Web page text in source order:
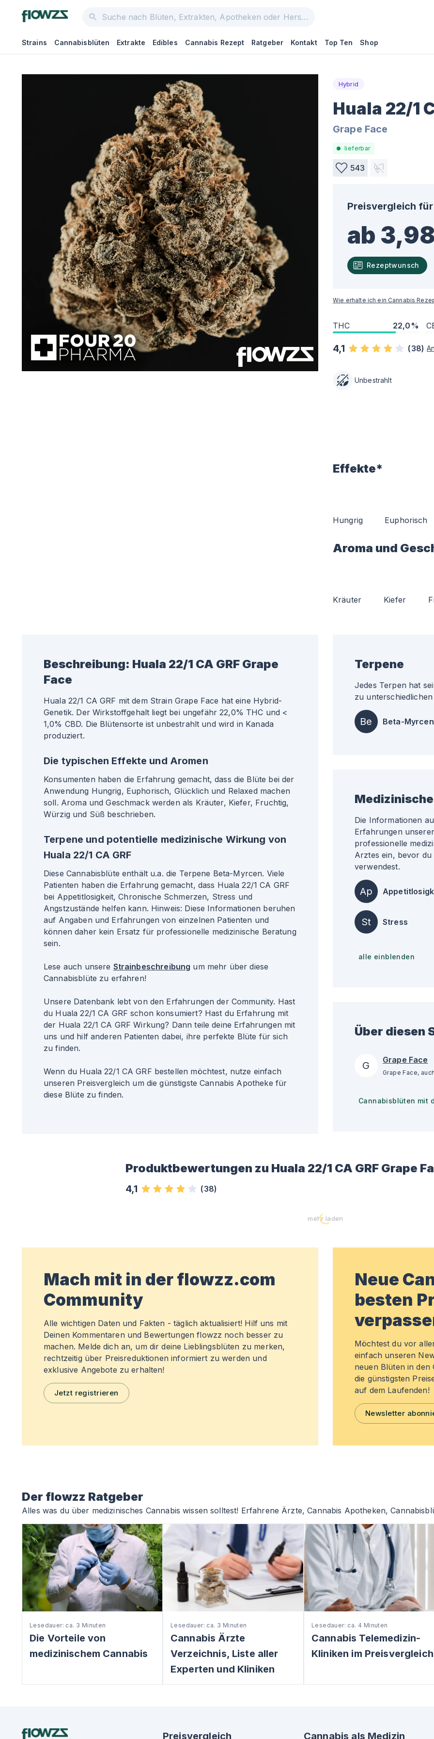
Strains Cannabisblüten Extrakte Edibles Cannabis Rezept Ratgeber Kontakt Top Ten Shop
Hybrid
Huala 22/1
Grape Face
lieferbar
543
Preisvergleich für
ab
Rezeptwunsch
Wie erhalte ich ein Cannabis
THC 22,0%
4,1 (38)
Unbestrahlt
Effekte*
Hungrig Euphorisch
Aroma und
Kräuter Kiefer
Beschreibung: Huala 22/1 CA GRF Grape
Face
Huala 22/1 CA GRF mit dem Strain Grape Face hat eine Hybrid-
Genetik. Der Wirkstoffgehalt liegt bei ungefähr 22,0% THC und <
1,0% CBD. Die Blütensorte ist unbestrahlt und wird in Kanada
produziert.
Die typischen Effekte und Aromen
Konsumenten haben die Erfahrung gemacht, dass die Blüte bei der
Anwendung Hungrig, Euphorisch, Glücklich und Relaxed machen
soll. Aroma und Geschmack werden als Kräuter, Kiefer, Fruchtig,
Würzig und Süß beschrieben.
Terpene und potentielle medizinische Wirkung von
Huala 22/1 CA GRF
Diese Cannabisblüte enthält u.a. die Terpene Beta-Myrcen. Viele
Patienten haben die Erfahrung gemacht, dass Huala 22/1 CA GRF
bei Appetitlosigkeit, Chronische Schmerzen, Stress und
Angstzustände helfen kann. Hinweis: Diese Informationen beruhen
auf Angaben und Erfahrungen von einzelnen Patienten und
können daher kein Ersatz für professionelle medizinische Beratung
sein.
Lese auch unsere Strainbeschreibung um mehr über diese
Cannabisblüte zu erfahren!
Unsere Datenbank lebt von den Erfahrungen der Community. Hast
du Huala 22/1 CA GRF schon konsumiert? Hast du Erfahrung mit
der Huala 22/1 CA GRF Wirkung? Dann teile deine Erfahrungen mit
uns und hilf anderen Patienten dabei, ihre perfekte Blüte für sich
zu finden.
Wenn du Huala 22/1 CA GRF bestellen möchtest, nutze einfach
unseren Preisvergleich um die günstigste Cannabis Apotheke für
diese Blüte zu finden.
Terpene
Jedes Terpen hat
zu
Be Beta-Myrcen
Die Informationen
Erfahrungen
professionelle
Arztes ein, bevor
verwendest.
Ap
St Stress
alle einblenden
Über diesen
G Grape Face
Cannabisblüten mit
Produktbewertungen zu Huala 22/1 CA GRF Grape
4,1 (38)
mehr laden
Mach mit in der flowzz.com
Community
Alle wichtigen Daten und Fakten - täglich aktualisiert! Hilf uns mit
Deinen Kommentaren und Bewertungen flowzz noch besser zu
machen. Melde dich an, um dir deine Lieblingsblüten zu merken,
rechtzeitig über Preisreduktionen informiert zu werden und
exklusive Angebote zu erhalten!
Jetzt registrieren
Neue
besten
Möchtest du vor
einfach unseren
neuen Blüten in den
die günstigsten
auf dem Laufenden!
Newsletter
Der flowzz Ratgeber
Alles was du über medizinisches Cannabis wissen solltest! Erfahrene Ärzte, Cannabis Apotheken,
Lesedauer: ca. 3 Minuten
Die Vorteile von
medizinischem Cannabis
Lesedauer: ca. 3 Minuten
Cannabis Ärzte
Verzeichnis, Liste aller
Experten und Kliniken
Lesedauer: ca. 4 Minuten
Cannabis Telemedizin-
Kliniken im Preisvergleich
Preisvergleich Cannabis als Medizin